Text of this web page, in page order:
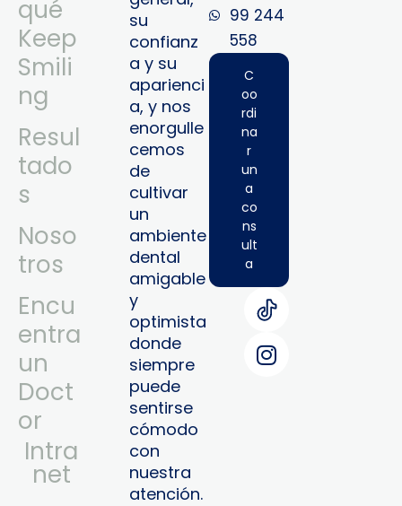
qué
Keep
Smili
ng
Resul
tado
s
Noso
tros
Encu
entra
un
Doct
or
Intra
Net
su
confianz
a y su
aparienci
a, y nos
enorgulle
cemos
de
cultivar
un
ambiente
dental
amigable
y
optimista
donde
siempre
puede
sentirse
cómodo
con
nuestra
atención.
99 244
558‬‬
C
oo
rdi
na
r
un
a
co
ns
ult
a